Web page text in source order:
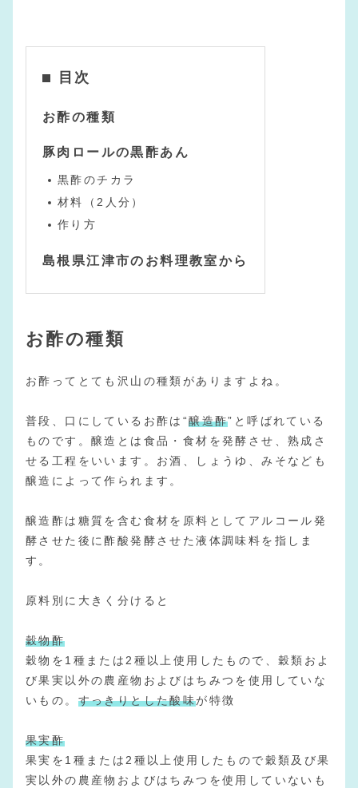
目次
お酢の種類
豚肉ロールの黒酢あん
黒酢のチカラ
材料（2人分）
作り方
島根県江津市のお料理教室から
お酢の種類
お酢ってとても沢山の種類がありますよね。
普段、口にしているお酢は“醸造酢”と呼ばれている
ものです。醸造とは食品・食材を発酵させ、熟成さ
せる工程をいいます。お酒、しょうゆ、みそなども
醸造によって作られます。
醸造酢は糖質を含む食材を原料としてアルコール発
酵させた後に酢酸発酵させた液体調味料を指しま
す。
原料別に大きく分けると
穀物酢
穀物を1種または2種以上使用したもので、穀類およ
び果実以外の農産物およびはちみつを使用していな
いもの。 すっきりとした酸味が特徴
果実酢
果実を1種または2種以上使用したもので穀類及び果
実以外の農産物およびはちみつを使用していないも